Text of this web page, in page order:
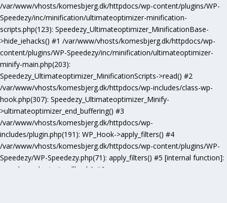
/var/www/vhosts/komesbjerg.dk/httpdocs/wp-content/plugins/WP-
Speedezy/inc/minification/ultimateoptimizer-minification-
scripts.php(123): Speedezy_Ultimateoptimizer_MinificationBase-
>hide_iehacks() #1 /var/www/vhosts/komesbjerg.dk/httpdocs/wp-
content/plugins/WP-Speedezy/inc/minification/ultimateoptimizer-
minify-main.php(203):
Speedezy_Ultimateoptimizer_MinificationScripts->read() #2
/var/www/vhosts/komesbjerg.dk/httpdocs/wp-includes/class-wp-
hook.php(307): Speedezy_Ultimateoptimizer_Minify-
>ultimateoptimizer_end_buffering() #3
/var/www/vhosts/komesbjerg.dk/httpdocs/wp-
includes/plugin.php(191): WP_Hook->apply_filters() #4
/var/www/vhosts/komesbjerg.dk/httpdocs/wp-content/plugins/WP-
Speedezy/WP-Speedezy.php(71): apply_filters() #5 [internal function]:
speedezy_ob_start_callback() #6